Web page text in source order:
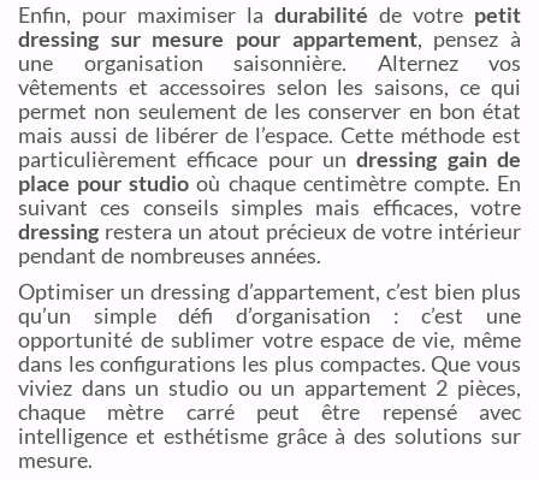
Enfin, pour maximiser la durabilité de votre petit
dressing sur mesure pour appartement, pensez à
une organisation saisonnière. Alternez vos
vêtements et accessoires selon les saisons, ce qui
permet non seulement de les conserver en bon état
mais aussi de libérer de l’espace. Cette méthode est
particulièrement efficace pour undressing gain de
place pour studio où chaque centimètre compte. En
suivant ces conseils simples mais efficaces, votre
dressing restera un atout précieux de votre intérieur
pendant de nombreuses années.
Optimiser un dressing d’appartement, c’est bien plus
qu’un simple défi d’organisation : c’est une
opportunité de sublimer votre espace de vie, même
dans les configurations les plus compactes. Que vous
viviez dans un studio ou un appartement 2 pièces,
chaque mètre carré peut être repensé avec
intelligence et esthétisme grâce à des solutions sur
mesure.